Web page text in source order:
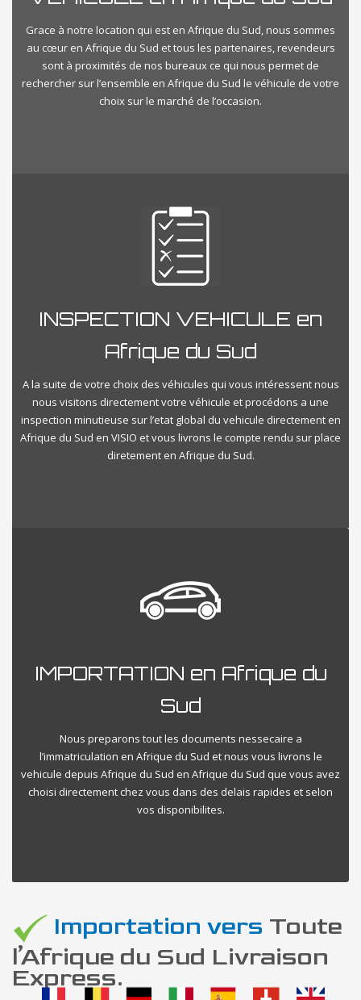
Grace à notre location qui est en Afrique du Sud, nous sommes
au cœur en Afrique du Sud et tous les partenaires, revendeurs
sont à proximités de nos bureaux ce qui nous permet de
rechercher sur l’ensemble en Afrique du Sud le véhicule de votre
choix sur le marché de l’occasion.
INSPECTION VEHICULE en
Afrique du Sud
A la suite de votre choix des véhicules qui vous intéressent nous
nous visitons directement votre véhicule et procédons a une
inspection minutieuse sur l’etat global du vehicule directement en
Afrique du Sud en VISIO et vous livrons le compte rendu sur place
diretement en Afrique du Sud.
IMPORTATION en Afrique du
Sud
Nous preparons tout les documents nessecaire a
l’immatriculation en Afrique du Sud et nous vous livrons le
vehicule depuis Afrique du Sud en Afrique du Sud que vous avez
choisi directement chez vous dans des delais rapides et selon
vos disponibilites.
Importation vers Toute
l’Afrique du Sud Livraison
Express.